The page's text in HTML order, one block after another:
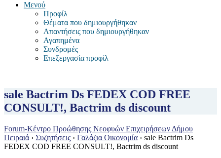
Μενού
Προφίλ
Θέματα που δημιουργήθηκαν
Απαντήσεις που δημιουργήθηκαν
Αγαπημένα
Συνδρομές
Επεξεργασία προφίλ
sale Bactrim Ds FEDEX COD FREE
CONSULT!, Bactrim ds discount
Forum-Κέντρο Προώθησης Νεοφυών Επιχειρήσεων Δήμου
Πειραιά › Συζητήσεις › Γαλάζια Οικονομία › sale Bactrim Ds
FEDEX COD FREE CONSULT!, Bactrim ds discount